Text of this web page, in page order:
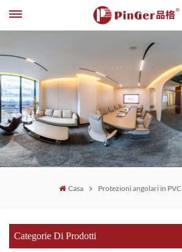
Casa Protezioni angolari in
Categorie Di Prodotti